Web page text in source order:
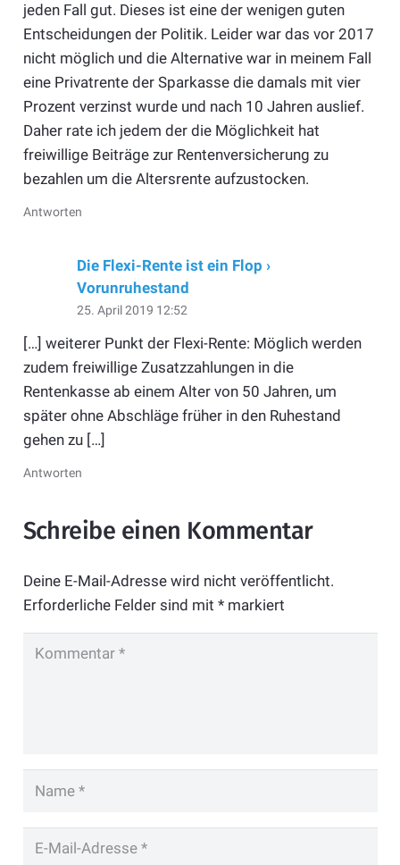
jeden Fall gut. Dieses ist eine der wenigen guten
Entscheidungen der Politik. Leider war das vor 2017
nicht möglich und die Alternative war in meinem Fall
eine Privatrente der Sparkasse die damals mit vier
Prozent verzinst wurde und nach 10 Jahren auslief.
Daher rate ich jedem der die Möglichkeit hat
freiwillige Beiträge zur Rentenversicherung zu
bezahlen um die Altersrente aufzustocken.
Antworten
Die Flexi-Rente ist ein Flop ›
Vorunruhestand
25. April 2019 12:52
[…] weiterer Punkt der Flexi-Rente: Möglich werden
zudem freiwillige Zusatzzahlungen in die
Rentenkasse ab einem Alter von 50 Jahren, um
später ohne Abschläge früher in den Ruhestand
gehen zu […]
Antworten
Schreibe einen Kommentar
Deine E-Mail-Adresse wird nicht veröffentlicht.
Erforderliche Felder sind mit *markiert